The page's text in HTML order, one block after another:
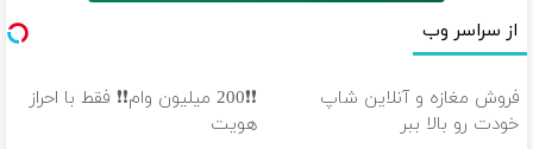
از سراسر وب
فروش مغازه و آنلاین شاپ
خودت رو بالا ببر
❗❗200 میلیون وام❗❗ فقط با احراز
هویت